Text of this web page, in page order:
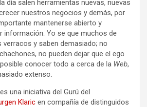
día salen herramientas nuevas, nuevas
nuestros negocios y demás, por
mantenerse abierto y
información. Yo se que muchos de
y saben demasiado; no
no pueden dejar que el ego
conocer todo a cerca de la Web,
extenso.
una iniciativa del Gurú del
Klaric en compañía de distinguidos